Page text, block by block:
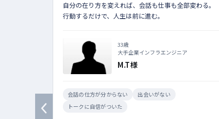
自分の在り方を変えれば、会話も仕事も全部変わる。
行動するだけで、人生は前に進む。
33歳
大手企業インフラエンジニア
M.T様
会話の仕方が分からない
出会いがない
トークに自信がついた